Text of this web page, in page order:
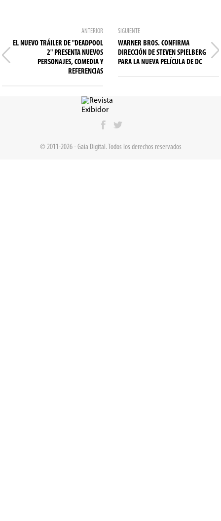
ANTERIOR
EL NUEVO TRÁILER DE "DEADPOOL
2" PRESENTA NUEVOS
PERSONAJES, COMEDIA Y
REFERENCIAS
SIGUIENTE
WARNER BROS. CONFIRMA
DIRECCIÓN DE STEVEN SPIELBERG
PARA LA NUEVA PELÍCULA DE DC
© 2011-2026 - Gaia Digital. Todos los derechos reservados